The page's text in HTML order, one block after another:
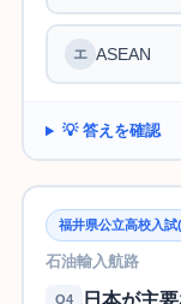
ASEAN
💡 答えを確認
福井県公立高校入試
石油輸入航路
Q4